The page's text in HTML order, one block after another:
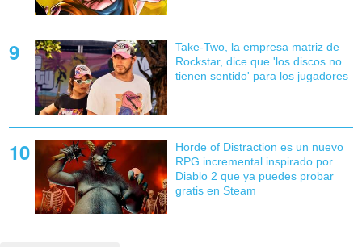
Take-Two, la empresa matriz de
Rockstar, dice que 'los discos no
tienen sentido' para los jugadores
Horde of Distraction es un nuevo
RPG incremental inspirado por
Diablo 2 que ya puedes probar
gratis en Steam